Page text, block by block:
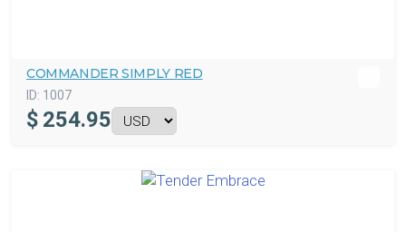
COMMANDER SIMPLY RED
ID: 1007
$ 254.95